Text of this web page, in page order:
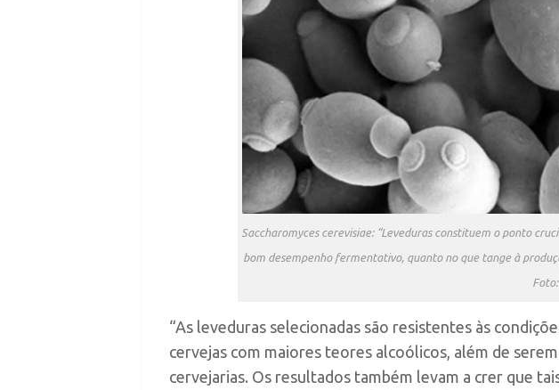
Saccharomyces cerevisiae: “Leveduras constituem o ponto
bom desempenho fermentativo, quanto no que tange à
“As leveduras selecionadas são resistentes às
cervejas com maiores teores alcoólicos, além de
cervejarias. Os resultados também levam a crer que